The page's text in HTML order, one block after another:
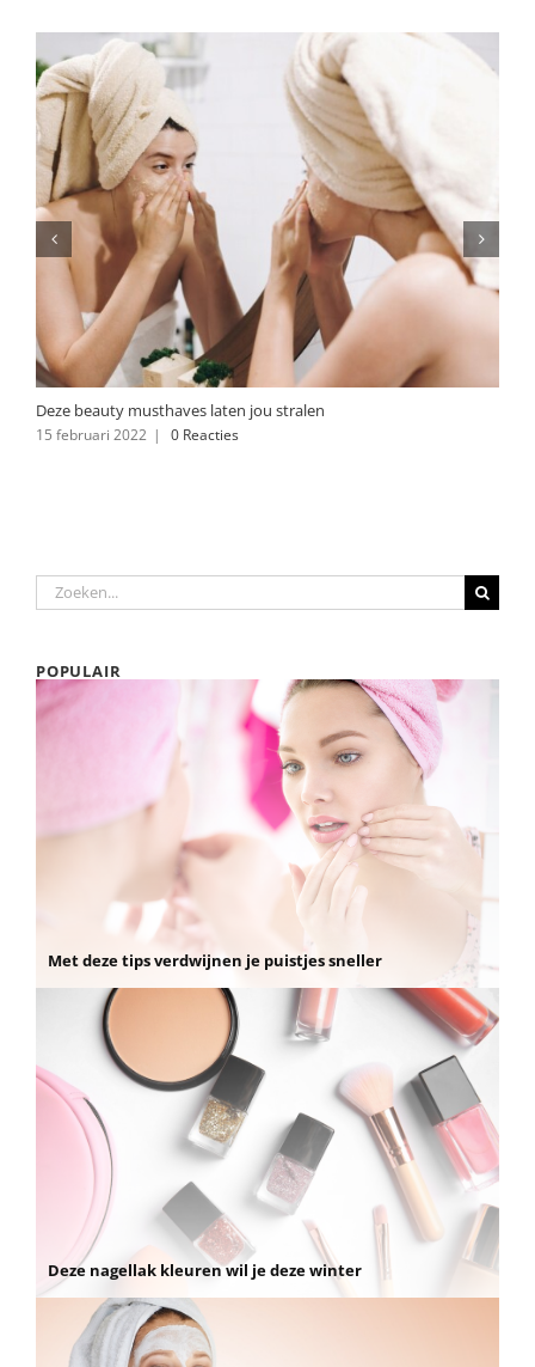
Deze beauty musthaves laten jou stralen
15 februari 2022 | 0 Reacties
Zoeken
naar:
POPULAIR
Met deze tips verdwijnen je puistjes sneller
Deze nagellak kleuren wil je deze winter